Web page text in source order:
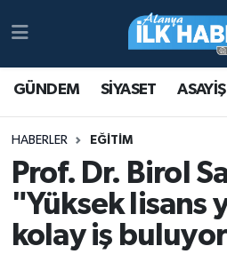
GÜNDEM SİYASET ASAYİŞ
HABERLER EĞİTİM
Prof. Dr. Birol
"Yüksek lisans
kolay iş
Antalya Nöbetçi
Antalya Namaz Vakitleri
Antalya Trafik Yoğunluk
Süper Lig Puan Durumu